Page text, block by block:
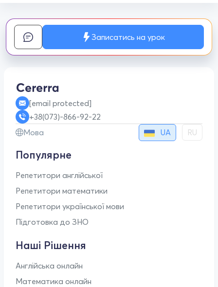
Записатись на урок
[email protected]
+38(073)-866-92-22
Мова
UA RU
Популярне
Репетитори англійської
Репетитори математики
Репетитори української мови
Підготовка до ЗНО
Наші Рішення
Англійська онлайн
Математика онлайн